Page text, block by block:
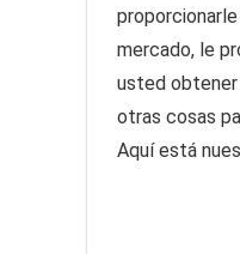
mercado, le
usted obtener
otras cosas
Aquí está